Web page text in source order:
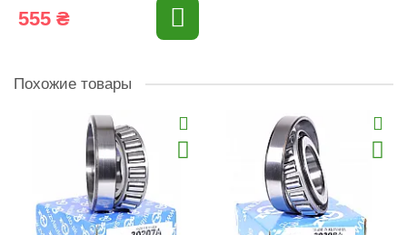
555 ₴
Похожие товары